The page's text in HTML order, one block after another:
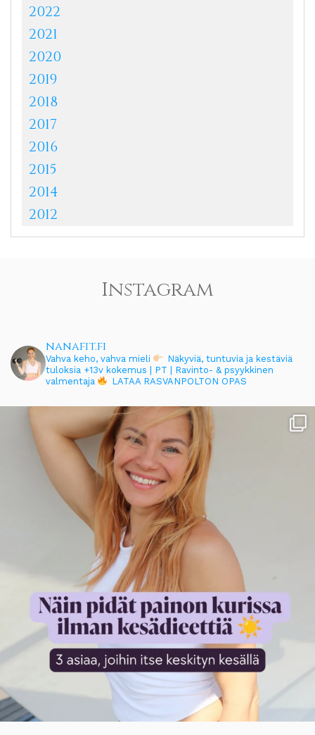
2022
2021
2020
2019
2018
2017
2016
2015
2014
2012
Instagram
nanafit.fi
Vahva keho, vahva mieli
Näkyviä, tuntuvia ja kestäviä
tuloksia +13v kokemus | PT | Ravinto- & psyykkinen
valmentaja
LATAA RASVANPOLTON OPAS